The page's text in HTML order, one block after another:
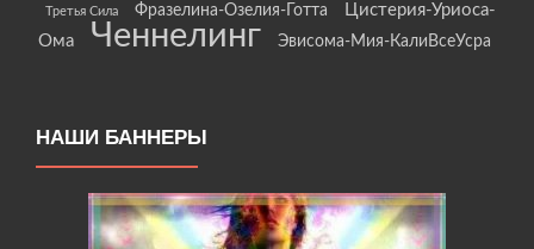
Третья Сила Фразелина-Озелия-Готта
Цистерия-Уриоса-
Ома
Ченнелинг Эвисома-Мия-КалиВсеУсра
НАШИ БАННЕРЫ